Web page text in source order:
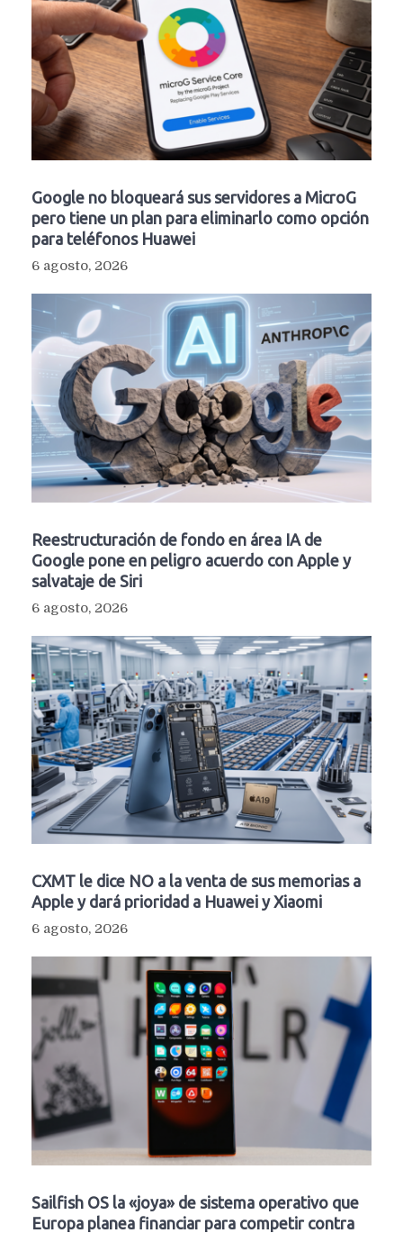
Google no bloqueará sus servidores a MicroG
pero tiene un plan para eliminarlo como opción
para teléfonos Huawei
6 agosto, 2026
Reestructuración de fondo en área IA de
Google pone en peligro acuerdo con Apple y
salvataje de Siri
6 agosto, 2026
CXMT le dice NO a la venta de sus memorias a
Apple y dará prioridad a Huawei y Xiaomi
6 agosto, 2026
Sailfish OS la «joya» de sistema operativo que
Europa planea financiar para competir contra